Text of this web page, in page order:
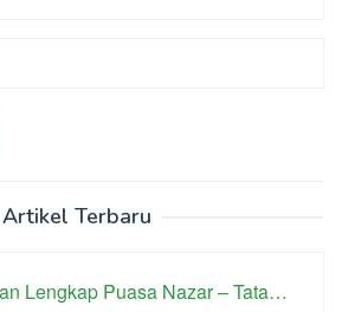
Artikel Terbaru
Lengkap Puasa Nazar – Tata…